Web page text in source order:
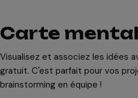
Carte
Visualisez et associez les idées
gratuit. C'est parfait pour vos
brainstorming en équipe !